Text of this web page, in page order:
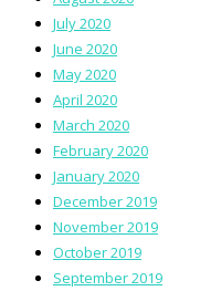
July 2020
June 2020
May 2020
April 2020
March 2020
February 2020
January 2020
December 2019
November 2019
October 2019
September 2019